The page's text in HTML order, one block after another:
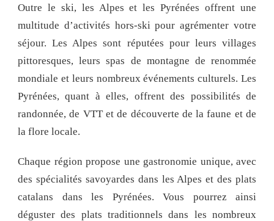
Outre le ski, les Alpes et les Pyrénées offrent une
multitude d’activités hors-ski pour agrémenter votre
séjour. Les Alpes sont réputées pour leurs villages
pittoresques, leurs spas de montagne de renommée
mondiale et leurs nombreux événements culturels. Les
Pyrénées, quant à elles, offrent des possibilités de
randonnée, de VTT et de découverte de la faune et de
la flore locale.
Chaque région propose une gastronomie unique, avec
des spécialités savoyardes dans les Alpes et des plats
catalans dans les Pyrénées. Vous pourrez ainsi
déguster des plats traditionnels dans les nombreux